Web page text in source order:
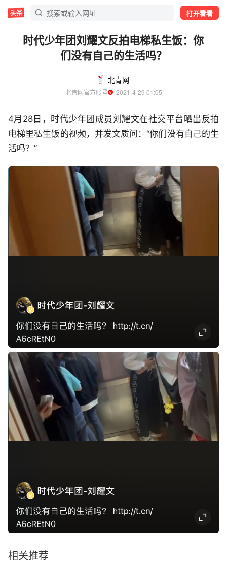
打开看看
时代少年团刘耀文反拍电梯私生饭：你
们没有自己的生活吗？
北青网
北青网官方账号
  2021-4-29 01:05
4月28日，时代少年团成员刘耀文在社交平台晒出反拍
电梯里私生饭的视频，并发文质问：“你们没有自己的生
活吗？”
相关推荐